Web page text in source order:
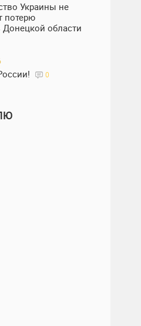
Украины не
потерю
области
0